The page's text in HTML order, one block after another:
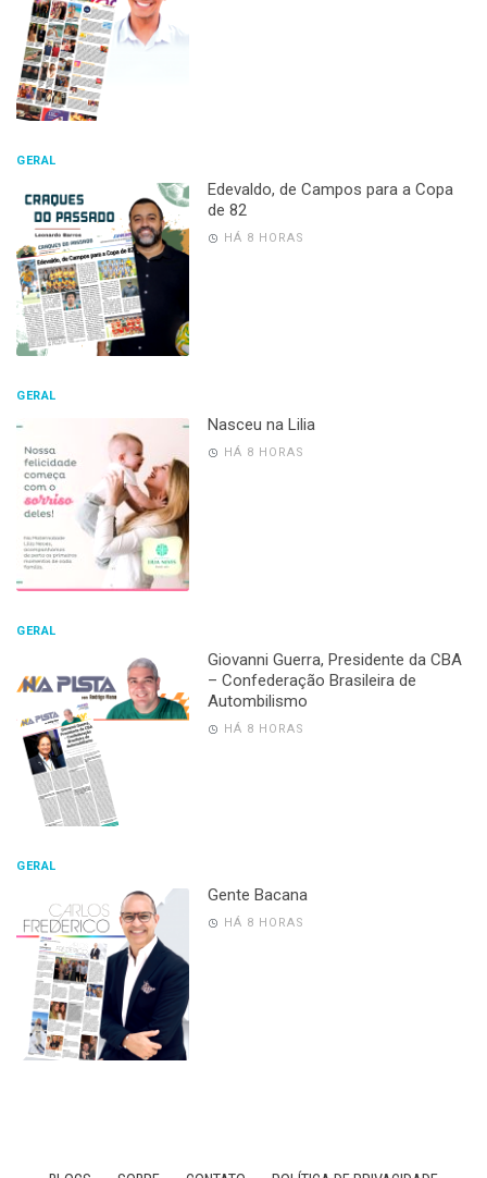
GERAL
Edevaldo, de Campos para a Copa
de 82
HÁ 8 HORAS
GERAL
Nasceu na Lilia
HÁ 8 HORAS
GERAL
Giovanni Guerra, Presidente da CBA
– Confederação Brasileira de
Autombilismo
HÁ 8 HORAS
GERAL
Gente Bacana
HÁ 8 HORAS